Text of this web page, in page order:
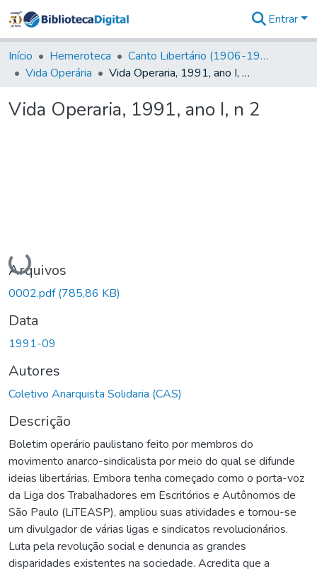
&
Coleções
Tudo na
Digital
Entrar
Início Hemeroteca
Canto Libertário (1906-1995)
Vida Operária
Vida Operaria, 1991, ano I, n 2
Vida Operaria, 1991, ano I, n 2
Carregando...
Arquivos
0002.pdf(785,86 KB)
Data
1991-09
Autores
Coletivo Anarquista Solidaria (CAS)
Descrição
Boletim operário paulistano feito por membros do
movimento anarco-sindicalista por meio do qual se difunde
ideias libertárias. Embora tenha começado como o porta-voz
da Liga dos Trabalhadores em Escritórios e Autônomos de
São Paulo (LiTEASP), ampliou suas atividades e tornou-se
um divulgador de várias ligas e sindicatos revolucionários.
Luta pela revolução social e denuncia as grandes
disparidades existentes na sociedade. Acredita que a